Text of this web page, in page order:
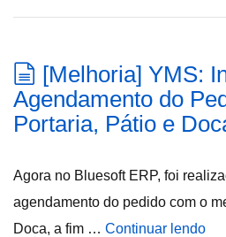
[Melhoria] YMS:
Agendamento do
Portaria, Pátio e
Agora no Bluesoft ERP, foi
agendamento do pedido com o
Doca, a fim … Continuar lendo